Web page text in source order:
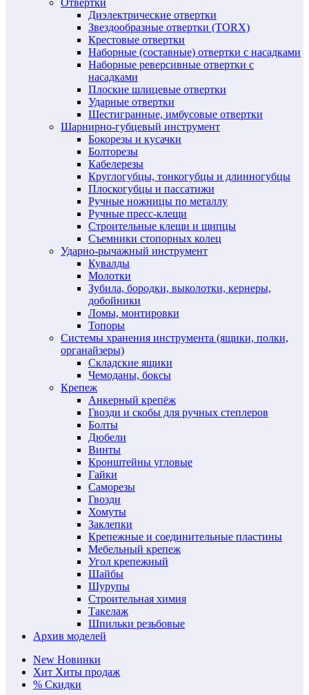
Диэлектрические отвертки
Звездообразные отвертки (TORX)
Крестовые отвертки
Наборные (составные) отвертки с насадками
Наборные реверсивные отвертки с
насадками
Плоские шлицевые отвертки
Ударные отвертки
Шестигранные, имбусовые отвертки
Шарнирно-губцевый инструмент
Бокорезы и кусачки
Болторезы
Кабелерезы
Круглогубцы, тонкогубцы и длинногубцы
Плоскогубцы и пассатижи
Ручные ножницы по металлу
Ручные пресс-клещи
Строительные клещи и щипцы
Съемники стопорных колец
Ударно-рычажный инструмент
Кувалды
Молотки
Зубила, бородки, выколотки, кернеры,
добойники
Ломы, монтировки
Топоры
Системы хранения инструмента (ящики, полки,
органайзеры)
Складские ящики
Чемоданы, боксы
Крепеж
Анкерный крепёж
Гвозди и скобы для ручных степлеров
Болты
Дюбели
Винты
Кронштейны угловые
Гайки
Саморезы
Гвозди
Хомуты
Заклепки
Крепежные и соединительные пластины
Мебельный крепеж
Угол крепежный
Шайбы
Шурупы
Строительная химия
Такелаж
Шпильки резьбовые
Архив моделей
New Новинки
Хит Хиты продаж
% Скидки